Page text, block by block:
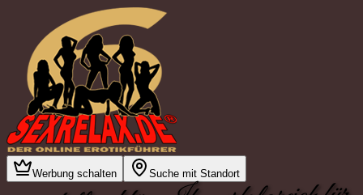
Werbung schalten Suche mit Standort